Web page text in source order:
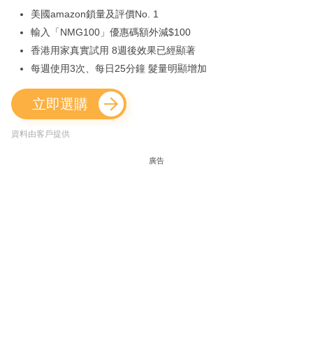
美國amazon鎖量及評價No. 1
輸入「NMG100」優惠碼額外減$100
香港用家真實試用 8週後效果已經顯著
每週使用3次、每日25分鐘 髮量明顯增加
立即選購
資料由客戶提供
廣告